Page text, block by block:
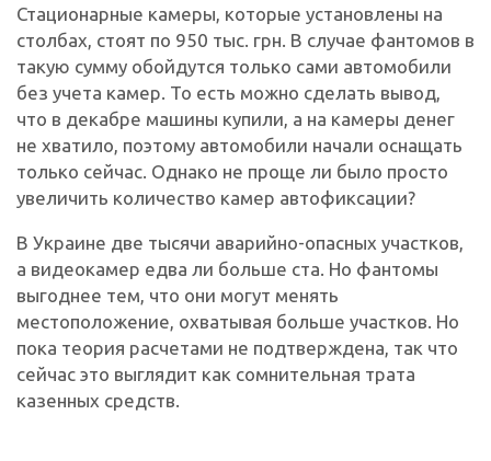
Стационарные камеры, которые установлены на
столбах, стоят по 950 тыс. грн. В случае фантомов в
такую сумму обойдутся только сами автомобили
без учета камер. То есть можно сделать вывод,
что в декабре машины купили, а на камеры денег
не хватило, поэтому автомобили начали оснащать
только сейчас. Однако не проще ли было просто
увеличить количество камер автофиксации?
В Украине две тысячи аварийно-опасных участков,
а видеокамер едва ли больше ста. Но фантомы
выгоднее тем, что они могут менять
местоположение, охватывая больше участков. Но
пока теория расчетами не подтверждена, так что
сейчас это выглядит как сомнительная трата
казенных средств.